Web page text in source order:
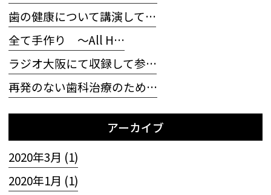
歯の健康について講演して…
全て手作り 〜All H…
ラジオ大阪にて収録して参…
再発のない歯科治療のため…
アーカイブ
2020年3月 (1)
2020年1月 (1)